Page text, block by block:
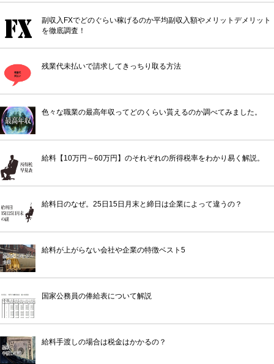
副収入FXでどのぐらい稼げるのか平均副収入額やメリットデメリット
を徹底調査！
残業代未払いで請求してきっちり取る方法
色々な職業の最高年収ってどのくらい貰えるのか調べてみました。
給料【10万円～60万円】のそれぞれの所得税率をわかり易く解説。
給料日のなぜ。25日15日月末と締日は企業によって違うの？
給料が上がらない会社や企業の特徴ベスト5
国家公務員の俸給表について解説
給料手渡しの場合は税金はかかるの？